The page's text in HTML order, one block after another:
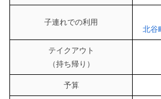
子連れでの利用
北谷
テイクアウト
（持ち帰り）
予算